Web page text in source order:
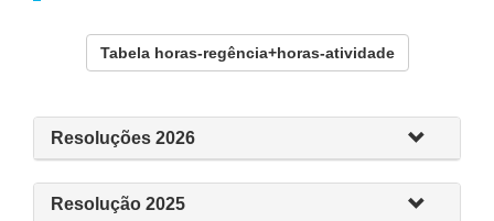
Tabela horas-regência+horas-atividade
Resoluções 2026
Resolução 2025